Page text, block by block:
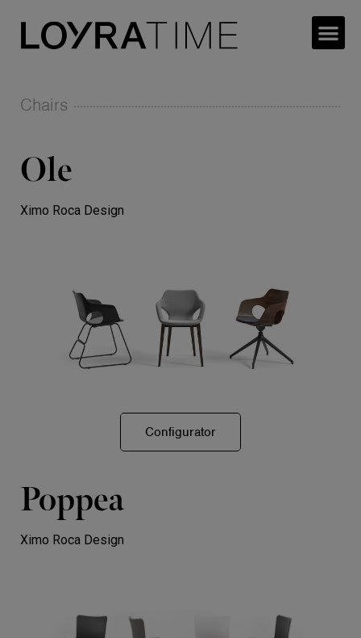
Chairs
Ole
Ximo Roca Design
Configurator
Poppea
Ximo Roca Design